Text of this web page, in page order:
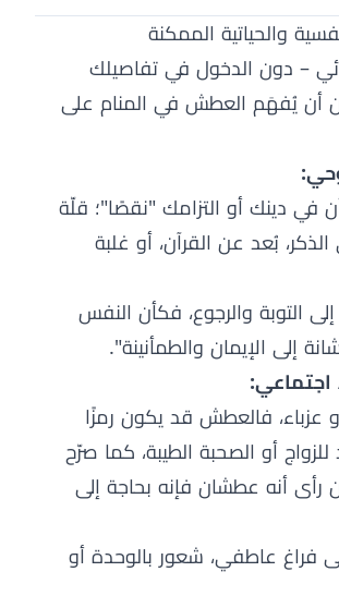
والحياتية الممكنة
– دون الدخول في تفاصيلك
أن يُفهَم العطش في المنام على
في دينك أو التزامك "نقصًا"؛ قلّة
بُعد عن القرآن، أو غلبة
التوبة والرجوع، فكأن النفس
إلى الإيمان والطمأنينة".
عزباء، فالعطش قد يكون رمزًا
للزواج أو الصحبة الطيبة، كما صرّح
رأى أنه عطشان فإنه بحاجة إلى
فراغ عاطفي، شعور بالوحدة أو